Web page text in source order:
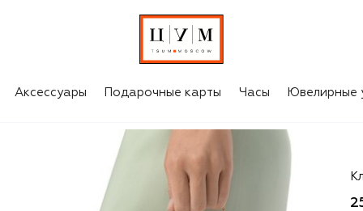
Аксессуары Подарочные карты Часы Ювелирные